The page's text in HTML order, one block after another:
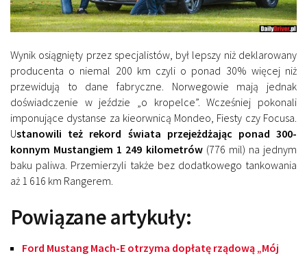
Wynik osiągnięty przez specjalistów, był lepszy niż deklarowany
producenta o niemal 200 km czyli o ponad 30% więcej niż
przewidują to dane fabryczne. Norwegowie mają jednak
doświadczenie w jeździe „o kropelce”. Wcześniej pokonali
imponujące dystanse za kieorwnicą Mondeo, Fiesty czy Focusa.
Ustanowili też rekord świata przejeżdżając ponad 300-
konnym Mustangiem 1 249 kilometrów(776 mil) na jednym
baku paliwa. Przemierzyli także bez dodatkowego tankowania
aż 1 616 km Rangerem.
Powiązane artykuły:
Ford Mustang Mach-E otrzyma dopłatę rządową „Mój